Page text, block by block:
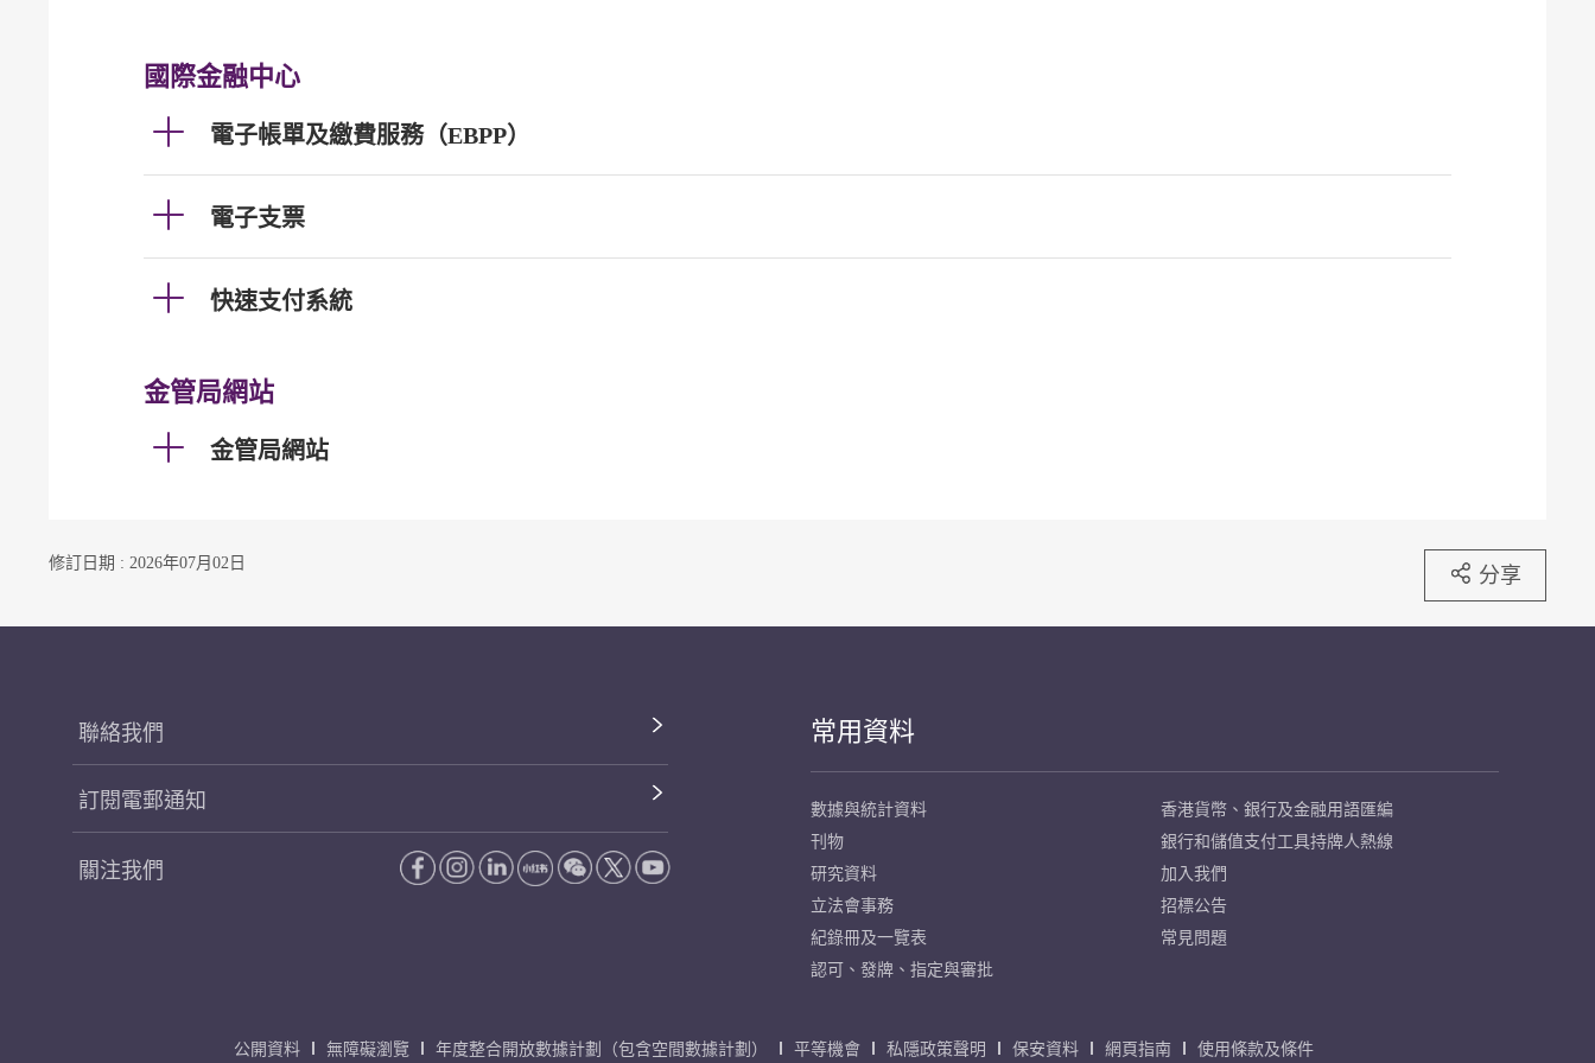
國際金融中心
電子帳單及繳費服務（EBPP）
電子支票
快速支付系統
金管局網站
金管局網站
修訂日期 : 2026年07月02日 分享
聯絡我們
訂閱電郵通知
關注我們
常用資料
數據與統計資料
刊物
研究資料
立法會事務
紀錄冊及一覽表
認可、發牌、指定與審批
香港貨幣、銀行及金融用語匯編
銀行和儲值支付工具持牌人熱線
加入我們
招標公告
常見問題
公開資料 無障礙瀏覽 年度整合開放數據計劃（包含空間數據計劃） 平等機會 私隱政策聲明 保安資料 網頁指南 使用條款及條件